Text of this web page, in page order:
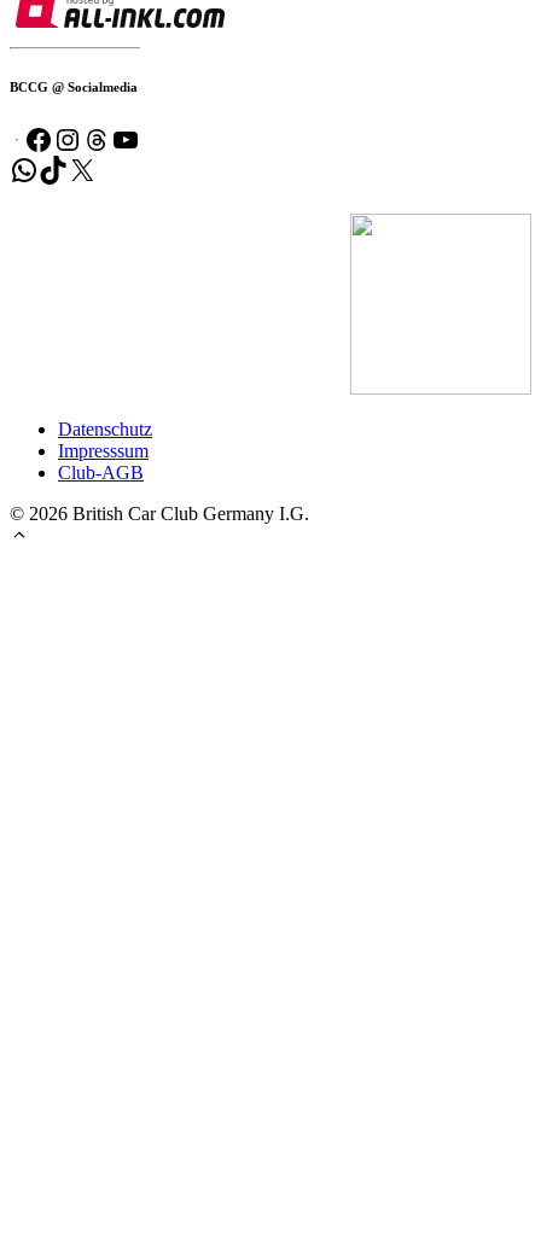
BCCG @ Socialmedia
Facebook
Instagram
Threads
YouTube
WhatsApp
TikTok
X
Datenschutz
Impresssum
Club-AGB
© 2026 British Car Club Germany I.G.